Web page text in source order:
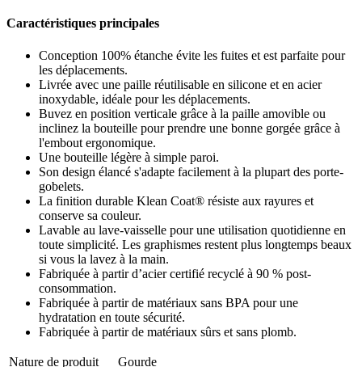
Caractéristiques principales
Conception 100% étanche évite les fuites et est parfaite pour
les déplacements.
Livrée avec une paille réutilisable en silicone et en acier
inoxydable, idéale pour les déplacements.
Buvez en position verticale grâce à la paille amovible ou
inclinez la bouteille pour prendre une bonne gorgée grâce à
l'embout ergonomique.
Une bouteille légère à simple paroi.
Son design élancé s'adapte facilement à la plupart des porte-
gobelets.
La finition durable Klean Coat® résiste aux rayures et
conserve sa couleur.
Lavable au lave-vaisselle pour une utilisation quotidienne en
toute simplicité. Les graphismes restent plus longtemps beaux
si vous la lavez à la main.
Fabriquée à partir d’acier certifié recyclé à 90 % post-
consommation.
Fabriquée à partir de matériaux sans BPA pour une
hydratation en toute sécurité.
Fabriquée à partir de matériaux sûrs et sans plomb.
Nature de produit
Gourde